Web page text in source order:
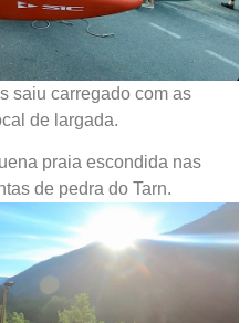
saiu carregado com as
de largada.
praia escondida nas
de pedra do Tarn.